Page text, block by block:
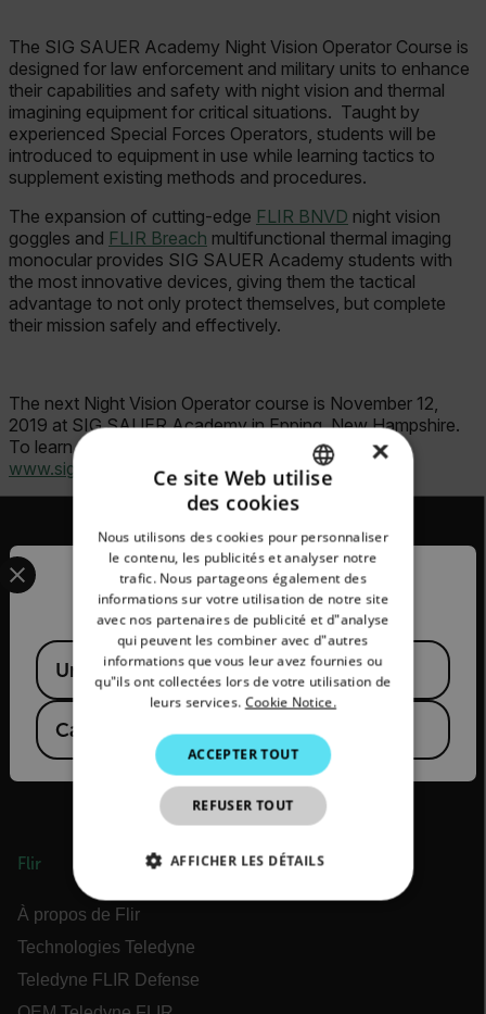
The SIG SAUER Academy Night Vision Operator Course is
designed for law enforcement and military units to enhance
their capabilities and safety with night vision and thermal
imagining equipment for critical situations. Taught by
experienced Special Forces Operators, students will be
introduced to equipment in use while learning tactics to
supplement existing methods and procedures.
The expansion of cutting-edge FLIR BNVD night vision
goggles and FLIR Breach multifunctional thermal imaging
monocular provides SIG SAUER Academy students with
the most innovative devices, giving them the tactical
advantage to not only protect themselves, but complete
their mission safely and effectively.
The next Night Vision Operator course is November 12,
2019 at SIG SAUER Academy in Epping, New Hampshire.
To learn more about the course offering, visit
www.sigsaueracademy.com.
2026 © Flir Tous droits réservés.
Flir
À propos de Flir
Technologies Teledyne
Teledyne FLIR Defense
Confirm Location
Select your preferred country and language from the
Available Locations
United States
Canada EN)
GERMAN
FRENCH
SPANISH
PORTUGUESE
ITALIAN
KOREAN
JAPANESE
CHINESE
×
Ce site Web utilise
des cookies
Nous utilisons des cookies pour personnaliser
le contenu, les publicités et analyser notre
trafic. Nous partageons également des
informations sur votre utilisation de notre site
avec nos partenaires de publicité et d"analyse
qui peuvent les combiner avec d"autres
informations que vous leur avez fournies ou
qu"ils ont collectées lors de votre utilisation de
leurs services. Cookie Notice.
ACCEPTER TOUT
REFUSER TOUT
AFFICHER LES DÉTAILS
PERFORMANCE